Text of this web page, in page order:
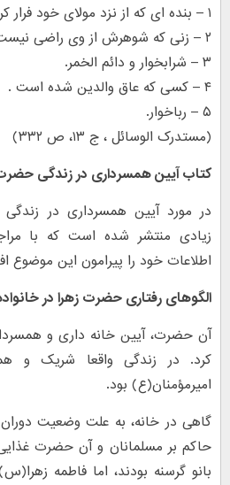
۱ – بنده اى که از نزد مولاى خود فرار کرده است .
۲ – زنى که شوهرش از وى راضى نیست .
۳ – شرابخوار و دائم الخمر.
۴ – کسى که عاق والدین شده است .
۵ – رباخوار.
(مستدرک الوسائل ، ج ۱۳، ص ۳۳۲)
کتاب آیین همسرداری در زندگی
در مورد آیین همسرداری در
زیادی منتشر شده است که با
اطلاعات خود را پیرامون این موضوع
الگوهای رفتاری حضرت زهرا در
آن حضرت، آیین خانه داری و
کرد. در زندگی واقعا شریک و
امیرمؤمنان(ع) بود.
گاهی در خانه، به علت وضعیت
حاکم بر مسلمانان و آن حضرت
بانو گرسنه بودند، اما فاطمه